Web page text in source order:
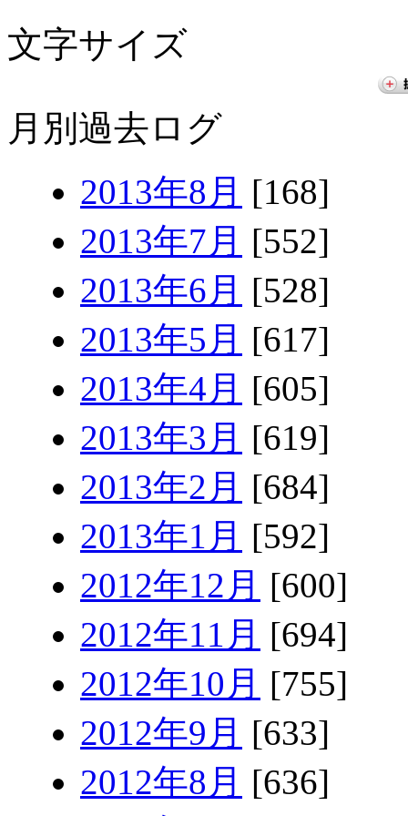
文字サイズ
月別過去ログ
2013年8月 [168]
2013年7月 [552]
2013年6月 [528]
2013年5月 [617]
2013年4月 [605]
2013年3月 [619]
2013年2月 [684]
2013年1月 [592]
2012年12月 [600]
2012年11月 [694]
2012年10月 [755]
2012年9月 [633]
2012年8月 [636]